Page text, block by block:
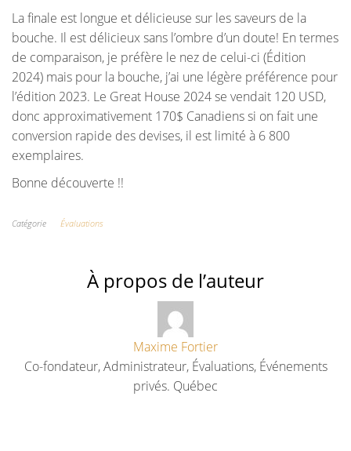
La finale est longue et délicieuse sur les saveurs de la
bouche. Il est délicieux sans l’ombre d’un doute! En termes
de comparaison, je préfère le nez de celui-ci (Édition
2024) mais pour la bouche, j’ai une légère préférence pour
l’édition 2023. Le Great House 2024 se vendait 120 USD,
donc approximativement 170$ Canadiens si on fait une
conversion rapide des devises, il est limité à 6 800
exemplaires.
Bonne découverte !!
Catégorie Évaluations
À propos de l’auteur
Maxime Fortier
Co-fondateur, Administrateur, Évaluations, Événements
privés. Québec